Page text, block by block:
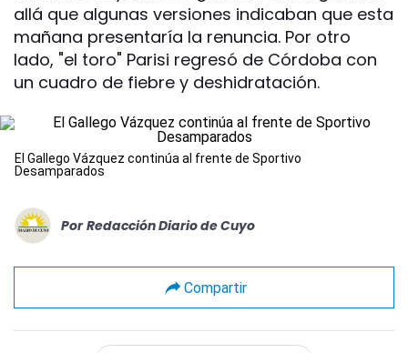
allá que algunas versiones indicaban que esta
mañana presentaría la renuncia. Por otro
lado, "el toro" Parisi regresó de Córdoba con
un cuadro de fiebre y deshidratación.
El Gallego Vázquez continúa al frente de Sportivo
Desamparados
Por Redacción Diario de Cuyo
Compartir